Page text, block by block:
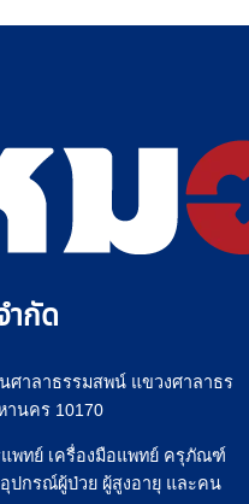
ำกัด
ศาลาธรรมสพน์ แขวงศาลาธร
านคร 10170
พทย์ เครื่องมือแพทย์ ครุภัณฑ์
ปกรณ์ผู้ป่วย ผู้สูงอายุ และคน